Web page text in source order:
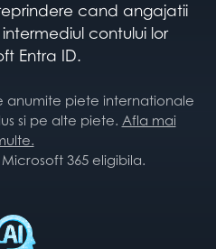
cand angajatii
contului lor
Entra ID.
anumite piete internationale
si pe alte piete. Afla mai
365 eligibila.